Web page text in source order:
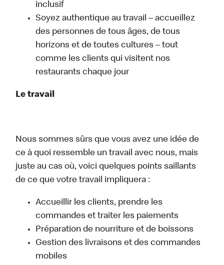
inclusif
Soyez authentique au travail – accueillez
des personnes de tous âges, de tous
horizons et de toutes cultures – tout
comme les clients qui visitent nos
restaurants chaque jour
Le travail
Nous sommes sûrs que vous avez une idée de
ce à quoi ressemble un travail avec nous, mais
juste au cas où, voici quelques points saillants
de ce que votre travail impliquera :
Accueillir les clients, prendre les
commandes et traiter les paiements
Préparation de nourriture et de boissons
Gestion des livraisons et des commandes
mobiles